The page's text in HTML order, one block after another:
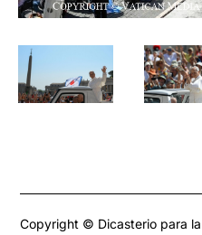
Copyright © Dicasterio para